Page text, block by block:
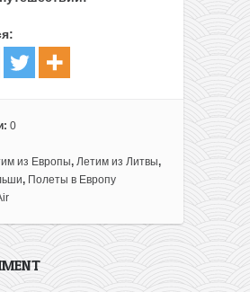
0
из Европы, Летим из Литвы,
, Полеты в Европу